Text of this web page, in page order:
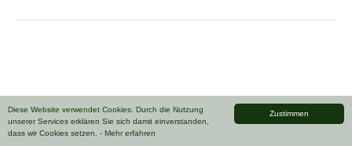
Zustimmen
Diese Website verwendet Cookies. Durch die Nutzung
unserer Services erklären Sie sich damit einverstanden,
dass wir Cookies setzen. - Mehr erfahren